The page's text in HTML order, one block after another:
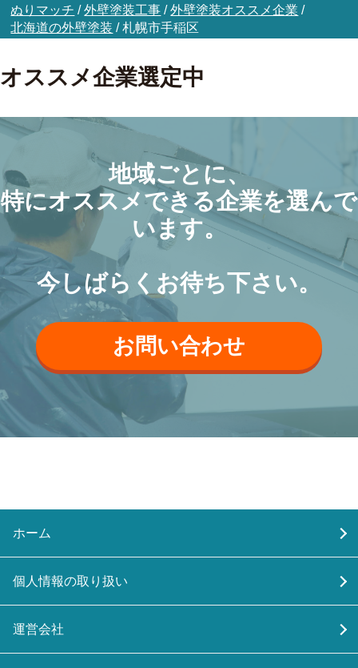
ぬりマッチ /外壁塗装工事 /外壁塗装オススメ企業 /
北海道の外壁塗装 /札幌市手稲区
オススメ企業選定中
地域ごとに、
特にオススメできる企業を選んで
います。
今しばらくお待ち下さい。
お問い合わせ
ホーム
個人情報の取り扱い
運営会社